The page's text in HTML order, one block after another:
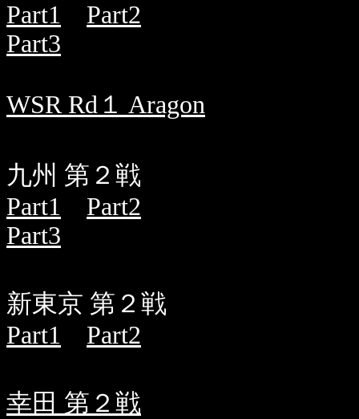
Part1
Part2
Part3
WSR Rd１ Aragon
九州 第２戦
Part1
Part2
Part3
新東京 第２戦
Part1
Part2
幸田 第２戦